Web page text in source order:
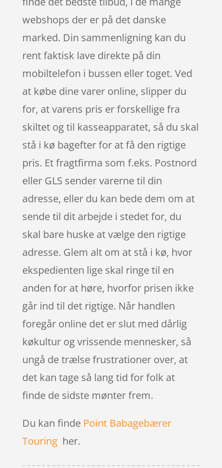
webshops der er på det danske
marked. Din sammenligning kan du
rent faktisk lave direkte på din
mobiltelefon i bussen eller toget. Ved
at købe dine varer online, slipper du
for, at varens pris er forskellige fra
skiltet og til kasseapparatet, så du skal
stå i kø bagefter for at få den rigtige
pris. Et fragtfirma som f.eks. Postnord
eller GLS sender varerne til din
adresse, eller du kan bede dem om at
sende til dit arbejde i stedet for, du
skal bare huske at vælge den rigtige
adresse. Glem alt om at stå i kø, hvor
ekspedienten lige skal ringe til en
anden for at høre, hvorfor prisen ikke
går ind til det rigtige. Når handlen
foregår online det er slut med dårlig
køkultur og vrissende mennesker, så
ungå de trælse frustrationer over, at
det kan tage så lang tid for folk at
finde de sidste mønter frem.
Du kan finde Point Babagebærer
Touringher.